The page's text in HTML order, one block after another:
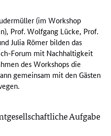
(im Workshop
Prof. Wolfgang Lücke, Prof.
Julia Römer bilden das
Forum mit Nachhaltigkeit
des Workshops die
gemeinsam mit den Gästen
Aufgabe